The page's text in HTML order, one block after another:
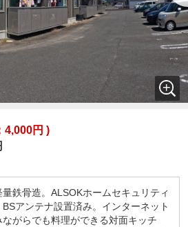
4,000円 )
鉄骨造。ALSOKホームセキュリティ
アンテナ設置済み。インターネット
がらでも料理ができる対面キッチ